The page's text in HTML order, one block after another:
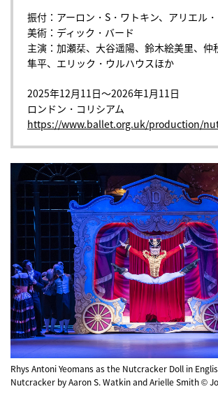
振付：アーロン・S・ワトキン、アリエル
美術：ディック・バード
主演：加瀬栞、大谷遥陽、鈴木絵美里、仲
隼平、エリック・ウルハウスほか
2025年12月11日～2026年1月11日
ロンドン・コリシアム
https://www.ballet.org.uk/production/
Rhys Antoni Yeomans as the Nutcracker Doll in
Nutcracker by Aaron S. Watkin and Arielle Smith ©